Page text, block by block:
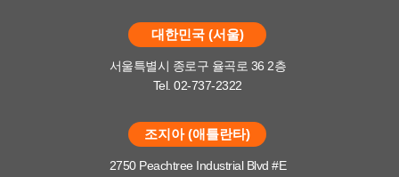
대한민국 (서울)
서울특별시 종로구 율곡로 36 2층
Tel. 02-737-2322
조지아 (애틀란타)
2750 Peachtree Industrial Blvd #E